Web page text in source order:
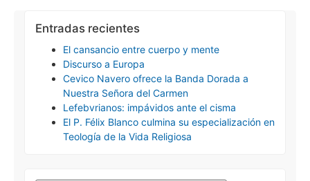
Entradas recientes
El cansancio entre cuerpo y mente
Discurso a Europa
Cevico Navero ofrece la Banda Dorada a
Nuestra Señora del Carmen
Lefebvrianos: impávidos ante el cisma
El P. Félix Blanco culmina su especialización en
Teología de la Vida Religiosa